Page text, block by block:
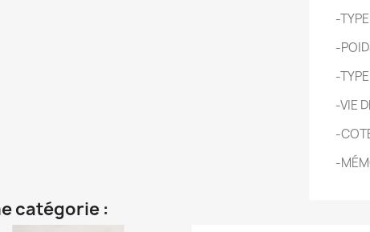
-
-
-
-VIE
-
-
catégorie :